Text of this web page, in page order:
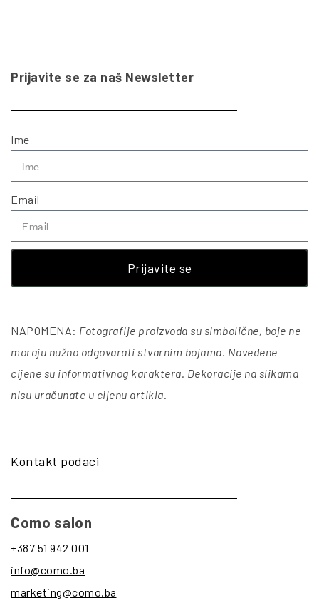
Prijavite se za naš Newsletter
Ime
Email
Prijavite se
NAPOMENA: Fotografije proizvoda su simbolične, boje ne
moraju nužno odgovarati stvarnim bojama. Navedene
cijene su informativnog karaktera. Dekoracije na slikama
nisu uračunate u cijenu artikla
Kontakt podaci
Como salon
+387 51 942 001
info@como.ba
marketing@como.ba